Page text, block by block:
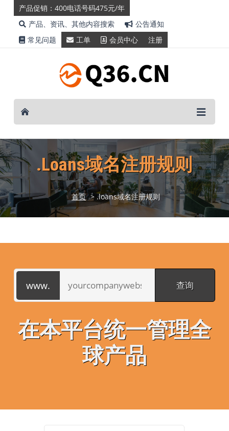
产品促销：400电话号码475元/年
产品、资讯、其他内容搜索
公告通知
常见问题
工单 会员中心 注册
.loans域名注册规则
首页 > .loans域名注册规则
在本平台统一管理全
球产品